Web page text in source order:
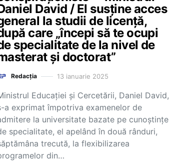
David / El susține acces
la studii de licență,
care „începi să te ocupi
specialitate de la nivel de
și doctorat”
Redacția 13 ianuarie 2025
Educației și Cercetării, Daniel David,
a exprimat împotriva examenelor de
la universitate bazate pe cunoștințe
specialitate, el apelând în două rânduri,
trecută, la flexibilizarea
din…